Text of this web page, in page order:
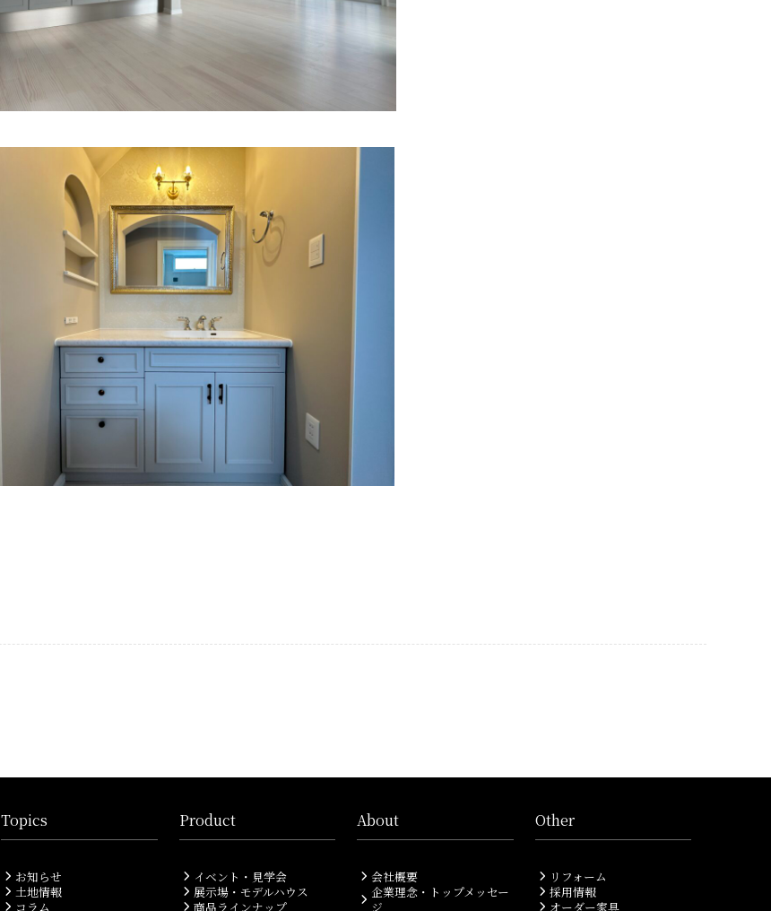
Topics
お知らせ
土地情報
コラム
Product
イベント・見学会
展示場・モデルハウス
商品ラインナップ
About
会社概要
企業理念・トップメッセー
ジ
Other
リフォーム
採用情報
オーダー家具